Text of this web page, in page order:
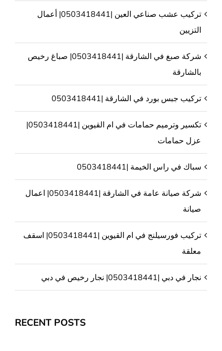
تركيب عشب صناعي العين |0503418441| أعمال
التزيين
شركة صبغ في الشارقة |0503418441| صباغ رخيص
بالشارقة
تركيب جبس بورد في الشارقة |0503418441
تكسير وترميم حمامات في ام القيوين |0503418441|
عزل حمامات
سباك في راس الخيمة |0503418441
شركة صيانة عامة في الشارقة |0503418441| اعمال
صيانة
تركيب فورسيلنج في ام القيوين |0503418441| اسقف
معلقة
نجار في دبي |0503418441| نجار رخيص في دبي
RECENT POSTS